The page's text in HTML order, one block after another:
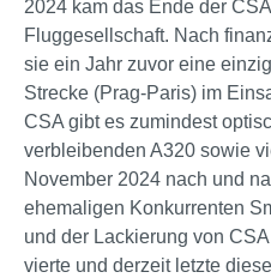
2024 kam das Ende der
Fluggesellschaft. Nach
sie ein Jahr zuvor eine
Strecke (Prag-Paris) im
CSA gibt es zumindest
verbleibenden A320 sowie
November 2024 nach und
ehemaligen Konkurrenten
und der Lackierung von
vierte und derzeit letzte